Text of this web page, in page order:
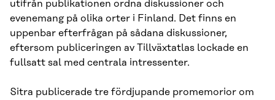
utifrån publikationen ordna diskussioner och
evenemang på olika orter i Finland. Det finns en
uppenbar efterfrågan på sådana diskussioner,
eftersom publiceringen av Tillväxtatlas lockade en
fullsatt sal med centrala intressenter.
Sitra publicerade tre fördjupande promemorior om